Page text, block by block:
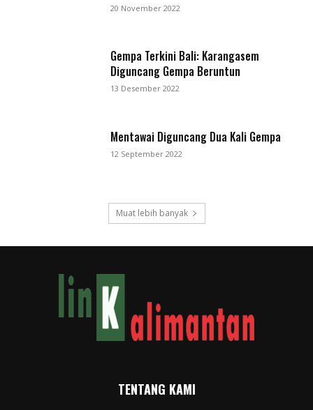
20 November 2022
Gempa Terkini Bali: Karangasem
Diguncang Gempa Beruntun
13 Desember 2022
Mentawai Diguncang Dua Kali Gempa
12 September 2022
Muat lebih banyak
TENTANG KAMI